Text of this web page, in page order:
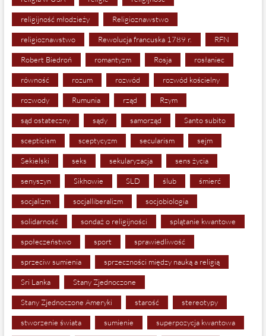
religijność młodzieży Religioznawstwo
religioznawstwo Rewolucja francuska 1789 r. RFN
Robert Biedroń romantyzm Rosja rosłaniec
równość rozum rozwód rozwód kościelny
rozwody Rumunia rząd Rzym
sąd ostateczny sądy samorząd Santo subito
scepticism sceptycyzm secularism sejm
Sekielski seks sekularyzacja sens życia
senyszyn Sikhowie SLD ślub śmierć
socjalizm socjalliberalizm socjobiologia
solidarność sondaż o religijności splątanie kwantowe
społeczeństwo sport sprawiedliwość
sprzeciw sumienia sprzeczności między nauką a religią
Sri Lanka Stany Zjednoczone
Stany Zjednoczone Ameryki starość stereotypy
stworzenie świata sumienie superpozycja kwantowa